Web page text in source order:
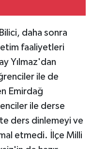
daha sonra
faaliyetleri
Yılmaz'dan
ile de
Emirdağ
ile derse
ders dinlemeyi ve
etmedi. İlçe Milli